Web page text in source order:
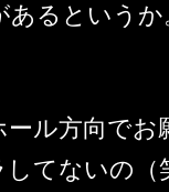
るという
ル方向でお
てないの（